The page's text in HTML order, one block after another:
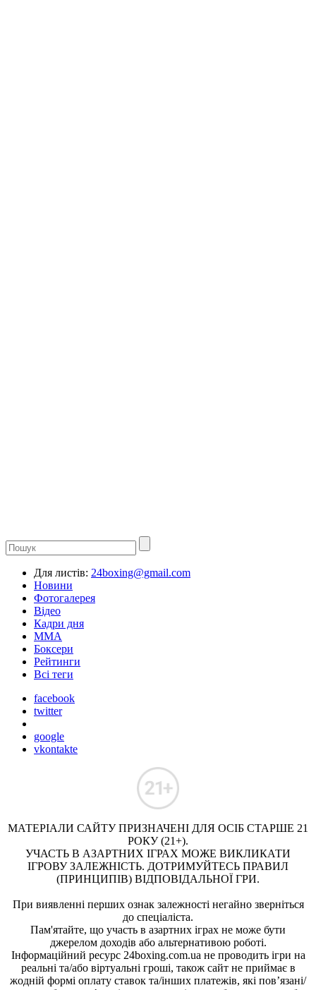
Для листів: 24boxing@gmail.com
Новини
Фотогалерея
Відео
Кадри дня
ММА
Боксери
Рейтинги
Всі теги
facebook
twitter
google
vkontakte
МАТЕРІАЛИ САЙТУ ПРИЗНАЧЕНІ ДЛЯ ОСІБ СТАРШЕ 21
РОКУ (21+).
УЧАСТЬ В АЗАРТНИХ ІГРАХ МОЖЕ ВИКЛИКАТИ
ІГРОВУ ЗАЛЕЖНІСТЬ. ДОТРИМУЙТЕСЬ ПРАВИЛ
(ПРИНЦИПІВ) ВІДПОВІДАЛЬНОЇ ГРИ.
При виявленні перших ознак залежності негайно зверніться
до спеціаліста.
Пам'ятайте, що участь в азартних іграх не може бути
джерелом доходів або альтернативою роботі.
Інформаційний ресурс 24boxing.com.ua не проводить ігри на
реальні та/або віртуальні гроші, також сайт не приймає в
жодній формі оплату ставок та/інших платежів, які пов’язані/